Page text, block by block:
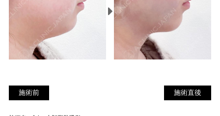
施術前 施術直後